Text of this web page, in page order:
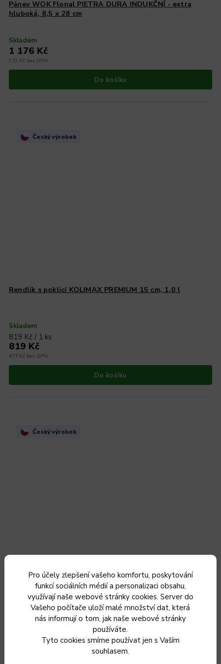
Pro účely zlepšení vašeho komfortu, poskytování
funkcí sociálních médií a personalizaci obsahu,
využívají naše webové stránky cookies. Server do
Vašeho počítače uloží malé množství dat, která
nás informují o tom, jak naše webové stránky
používáte.
Tyto cookies smíme používat jen s Vaším
souhlasem.
Pánev WOK Flonal PIETRA DURA INDUKČNÍ - extra
hluboká, 8,5 x 28 cm
Skladem
972 Kč bez DPH
1 176 Kč
Do košíku
Český výrobek
Rendlík s poklicí KOLIMAX PREMIUM 15 cm, 1,0 l
Skladem
677 Kč bez DPH
819 Kč
819 Kč / 1 ks
Do košíku
Český výrobek
Rendlík s poklicí KOLIMAX PREMIUM 18 cm, 2,0 l
Skladem